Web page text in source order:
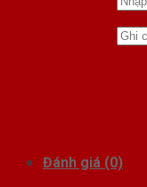
Đánh giá (0)